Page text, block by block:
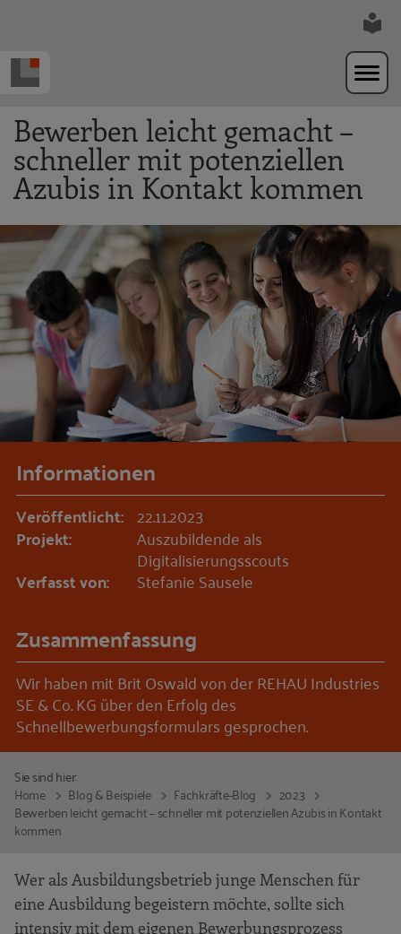
Bewerben leicht gemacht –
schneller mit potenziellen
Azubis in Kontakt kommen
Informationen
Veröffentlicht: 22.11.2023
Projekt: Auszubildende als
Digitalisierungsscouts
Verfasst von: Stefanie Sausele
Zusammenfassung
Wir haben mit Brit Oswald von der REHAU Industries
SE & Co. KG über den Erfolg des
Schnellbewerbungsformulars gesprochen.
Sie sind hier:
Home
Blog & Beispiele Fachkräfte-Blog
2023
Bewerben leicht gemacht – schneller mit potenziellen Azubis in Kontakt
kommen
Wer als Ausbildungsbetrieb junge Menschen für
eine Ausbildung begeistern möchte, sollte sich
intensiv mit dem eigenen Bewerbungsprozess